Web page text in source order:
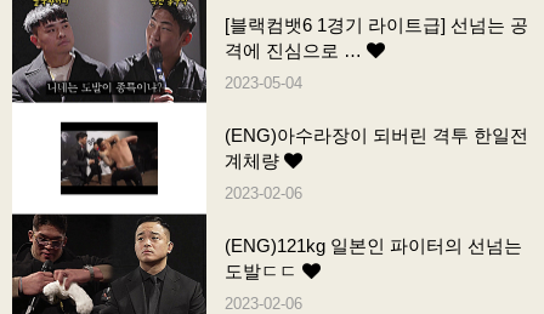
[블랙컴뱃6 1경기 라이트급] 선넘는 공
격에 진심으로 …
2023-05-04
(ENG)아수라장이 되버린 격투 한일전
계체량
2023-02-06
(ENG)121kg 일본인 파이터의 선넘는
도발ㄷㄷ
2023-02-06